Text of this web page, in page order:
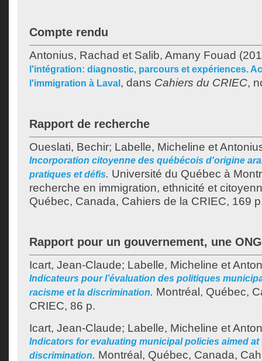
Compte rendu
Antonius, Rachad et Salib, Amany Fouad
l'intégration: diagnostic, parcours et expériences.
l'immigration à Laval , dans Cahiers du CRIEC,
Rapport de recherche
Oueslati, Bechir; Labelle, Micheline et
Incorporation citoyenne des québécois d'origine
pratiques et défis. Université du Québec à
recherche en immigration, ethnicité et
Québec, Canada, Cahiers de la CRIEC, 169
Rapport pour un gouvernement, une ONG
Icart, Jean-Claude; Labelle, Micheline et
Indicateurs pour l’évaluation des politiques
racisme et la discrimination. Montréal, Québec,
CRIEC, 86 p.
Icart, Jean-Claude; Labelle, Micheline et
Indicators for evaluating municipal policies aimed
discrimination. Montréal, Québec, Canada,